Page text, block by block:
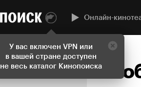
У вас включен VPN или
в вашей стране доступен
не весь каталог Кинопоиска
Онлайн-